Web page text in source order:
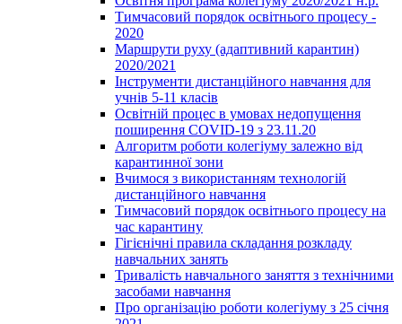
Тимчасовий порядок освітнього процесу -
2020
Маршрути руху (адаптивний карантин)
2020/2021
Інструменти дистанційного навчання для
учнів 5-11 класів
Освітній процес в умовах недопущення
поширення COVID-19 з 23.11.20
Алгоритм роботи колегіуму залежно від
карантинної зони
Вчимося з використанням технологій
дистанційного навчання
Тимчасовий порядок освітнього процесу на
час карантину
Гігієнічні правила складання розкладу
навчальних занять
Тривалість навчального заняття з технічними
засобами навчання
Про організацію роботи колегіуму з 25 січня